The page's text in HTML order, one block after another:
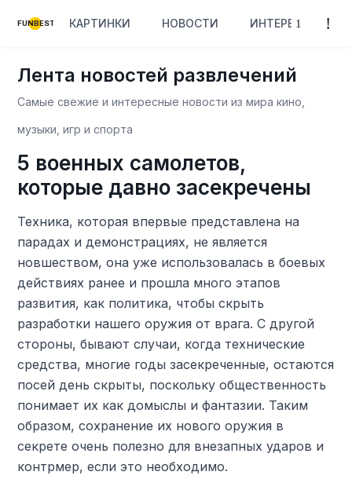
FUNBEST КАРТИНКИ НОВОСТИ ИНТЕРЕСНОЕ
Лента новостей развлечений
Самые свежие и интересные новости из мира кино,
музыки, игр и спорта
5 военных самолетов,
которые давно засекречены
Техника, которая впервые представлена ​​на
парадах и демонстрациях, не является
новшеством, она уже использовалась в боевых
действиях ранее и прошла много этапов
развития, как политика, чтобы скрыть
разработки нашего оружия от врага. С другой
стороны, бывают случаи, когда технические
средства, многие годы засекреченные, остаются
посей день скрыты, поскольку общественность
понимает их как домыслы и фантазии. Таким
образом, сохранение их нового оружия в
секрете очень полезно для внезапных ударов и
контрмер, если это необходимо.